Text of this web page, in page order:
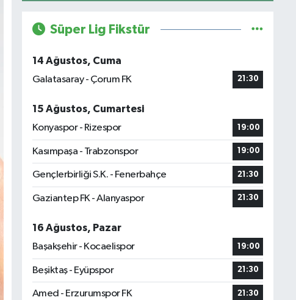
Süper Lig Fikstür
14 Ağustos, Cuma
Galatasaray - Çorum FK
21:30
15 Ağustos, Cumartesi
Konyaspor - Rizespor
19:00
Kasımpaşa - Trabzonspor 19:00
Gençlerbirliği S.K. - Fenerbahçe 21:30
Gaziantep FK - Alanyaspor 21:30
16 Ağustos, Pazar
Başakşehir - Kocaelispor
19:00
Beşiktaş - Eyüpspor 21:30
Amed - Erzurumspor FK 21:30